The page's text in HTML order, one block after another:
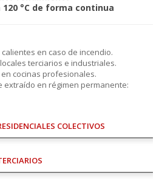
°C de forma continua
en caso de incendio.
terciarios e industriales.
cocinas profesionales.
extraído en régimen permanente:
COLECTIVOS